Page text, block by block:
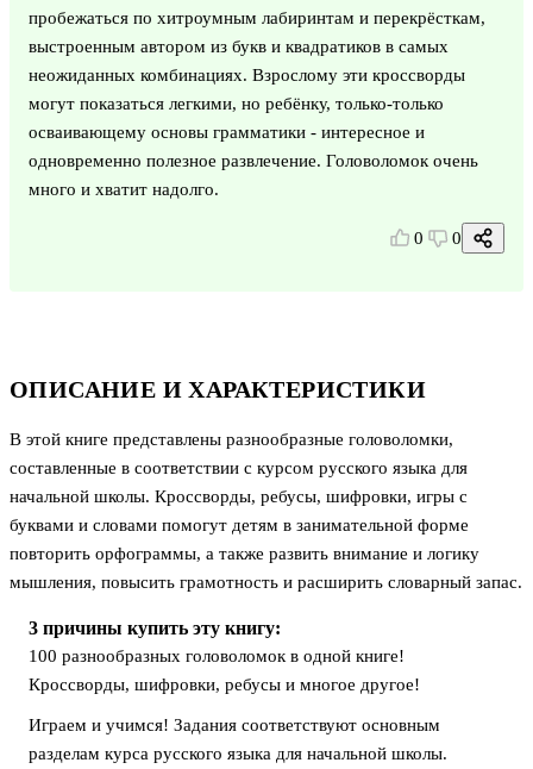
ОПИСАНИЕ И ХАРАКТЕРИСТИКИ
В этой книге представлены разнообразные головоломки,
составленные в соответствии с курсом русского языка для
начальной школы. Кроссворды, ребусы, шифровки, игры с
буквами и словами помогут детям в занимательной форме
повторить орфограммы, а также развить внимание и логику
мышления, повысить грамотность и расширить словарный запас.
3 причины купить эту книгу:
100 разнообразных головоломок в одной книге!
Кроссворды, шифровки, ребусы и многое другое!
Играем и учимся! Задания соответствуют основным
разделам курса русского языка для начальной школы.
пробежаться по хитроумным лабиринтам и перекрёсткам,
выстроенным автором из букв и квадратиков в самых
неожиданных комбинациях. Взрослому эти кроссворды
могут показаться легкими, но ребёнку, только-только
осваивающему основы грамматики - интересное и
одновременно полезное развлечение. Головоломок очень
много и хватит надолго.
0 0